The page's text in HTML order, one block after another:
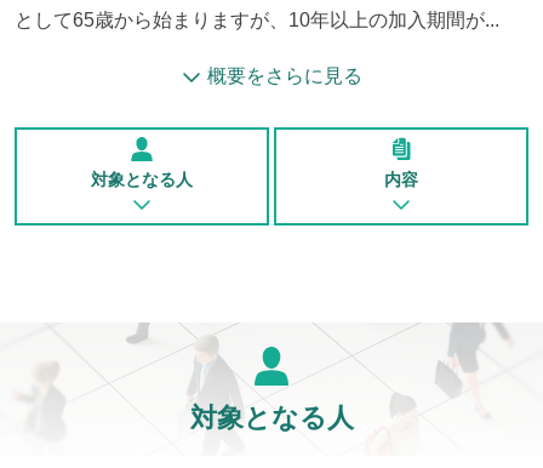
として65歳から始まりますが、10年以上の加入期間が...
概要をさらに見る
対象となる人 内容
対象となる人